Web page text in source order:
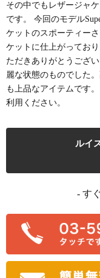
その中でもレザージャ
です。 今回のモデル
ケットのスポーティー
ケットに仕上がってお
ただきありがとうござ
麗な状態のものでした
も上品なアイテムです
利用ください。
ルイ
- す